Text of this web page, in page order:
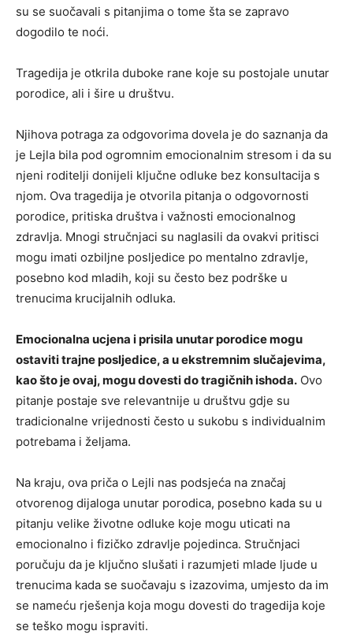
su se suočavali s pitanjima o tome šta se zapravo
dogodilo te noći.
Tragedija je otkrila duboke rane koje su postojale unutar
porodice, ali i šire u društvu.
Njihova potraga za odgovorima dovela je do saznanja da
je Lejla bila pod ogromnim emocionalnim stresom i da su
njeni roditelji donijeli ključne odluke bez konsultacija s
njom. Ova tragedija je otvorila pitanja o odgovornosti
porodice, pritiska društva i važnosti emocionalnog
zdravlja. Mnogi stručnjaci su naglasili da ovakvi pritisci
mogu imati ozbiljne posljedice po mentalno zdravlje,
posebno kod mladih, koji su često bez podrške u
trenucima krucijalnih odluka.
Emocionalna ucjena i prisila unutar porodice mogu
ostaviti trajne posljedice, a u ekstremnim slučajevima,
kao što je ovaj, mogu dovesti do tragičnih ishoda. Ovo
pitanje postaje sve relevantnije u društvu gdje su
tradicionalne vrijednosti često u sukobu s individualnim
potrebama i željama.
Na kraju, ova priča o Lejli nas podsjeća na značaj
otvorenog dijaloga unutar porodica, posebno kada su u
pitanju velike životne odluke koje mogu uticati na
emocionalno i fizičko zdravlje pojedinca. Stručnjaci
poručuju da je ključno slušati i razumjeti mlade ljude u
trenucima kada se suočavaju s izazovima, umjesto da im
se nameću rješenja koja mogu dovesti do tragedija koje
se teško mogu ispraviti.